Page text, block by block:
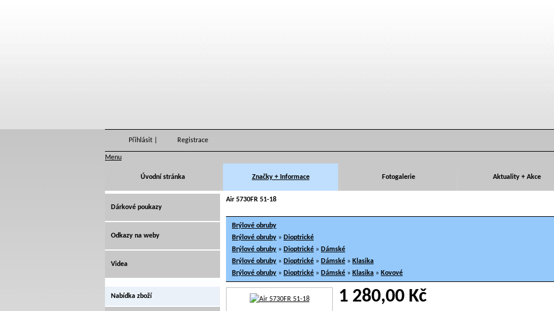
Přihlásit Registrace
Menu
Úvodní stránka Značky + Informace Fotogalerie Aktuality + Akce
Air 5730FR 51-18
Brýlové obruby
Brýlové obruby » Dioptrické
Brýlové obruby » Dioptrické » Dámské
Brýlové obruby » Dioptrické » Dámské » Klasika
Brýlové obruby » Dioptrické » Dámské » Klasika » Kovové
1 280,00 Kč
Dárkové poukazy
Odkazy na weby
Videa
Nabídka zboží